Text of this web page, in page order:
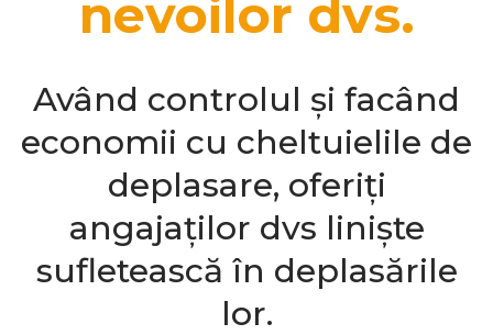
nevoilor dvs.
Având controlul și facând
economii cu cheltuielile de
deplasare, oferiți
angajaților dvs liniște
sufletească în deplasările
lor.